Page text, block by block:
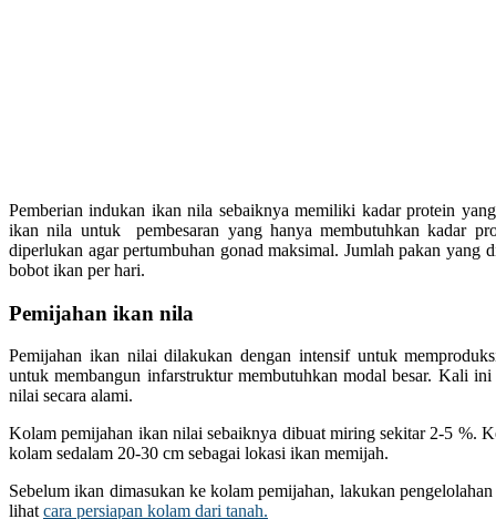
Pemberian indukan ikan nila sebaiknya memiliki kadar protein
ikan nila untuk pembesaran yang hanya membutuhkan kadar
diperlukan agar pertumbuhan gonad maksimal. Jumlah pakan yang
bobot ikan per hari.
Pemijahan ikan nila
Pemijahan ikan nilai dilakukan dengan intensif untuk
untuk membangun infarstruktur membutuhkan modal besar. Kali
nilai secara alami.
Kolam pemijahan ikan nilai sebaiknya dibuat miring sekitar 2-5 %.
kolam sedalam 20-30 cm sebagai lokasi ikan memijah.
Sebelum ikan dimasukan ke kolam pemijahan, lakukan
lihat cara persiapan kolam dari tanah.